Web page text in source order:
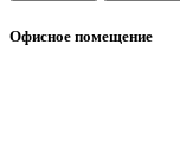
Офисное помещение